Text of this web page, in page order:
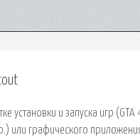
установки и запуска игр (GTA
или графического